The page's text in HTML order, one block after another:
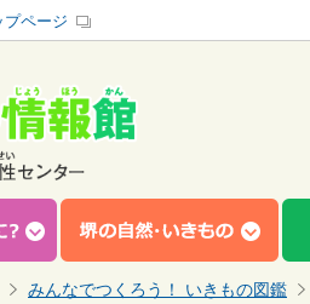
プページ
みんなでつくろう！ いきもの図鑑